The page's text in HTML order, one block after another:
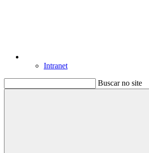
Intranet
Buscar no site